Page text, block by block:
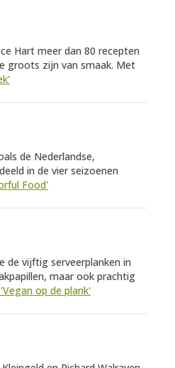
Hart meer dan 80 recepten
groots zijn van smaak. Met
de Nederlandse,
in de vier seizoenen
Food'
de vijftig serveerplanken in
maar ook prachtig
op de plank'